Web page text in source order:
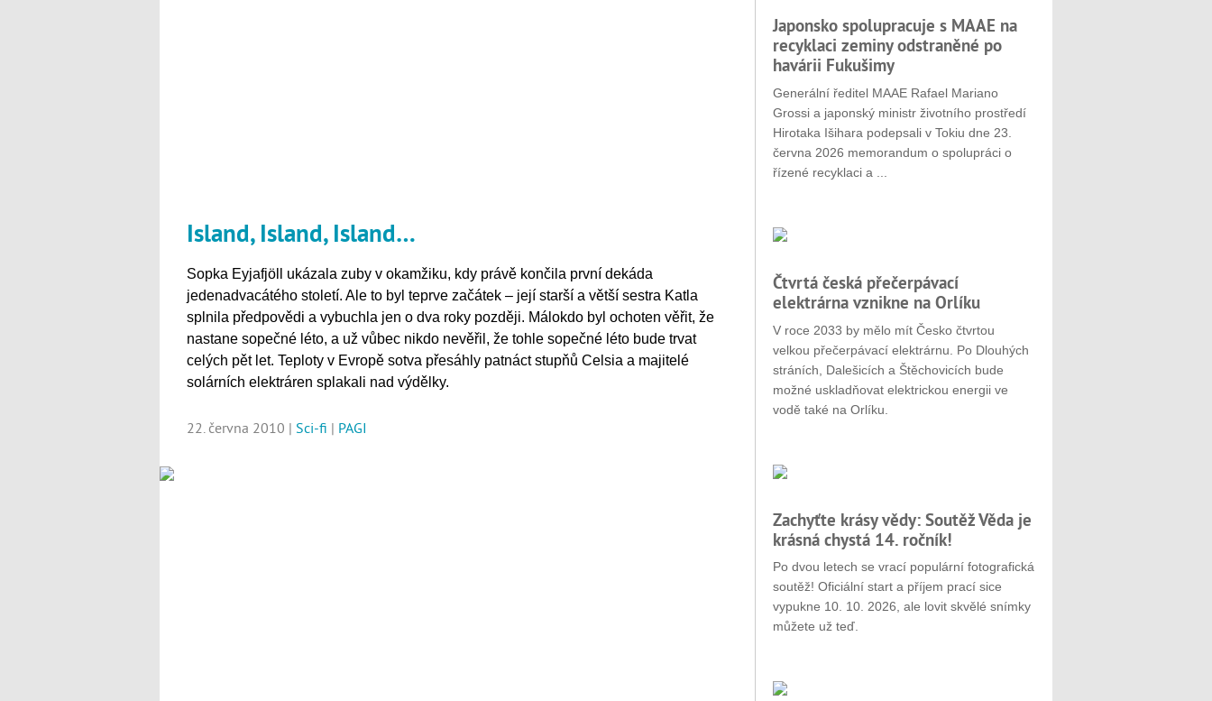
Island, Island, Island…
Sopka Eyjafjöll ukázala zuby v okamžiku, kdy právě končila první dekáda
jedenadvacátého století. Ale to byl teprve začátek – její starší a větší sestra Katla
splnila předpovědi a vybuchla jen o dva roky později. Málokdo byl ochoten věřit, že
nastane sopečné léto, a už vůbec nikdo nevěřil, že tohle sopečné léto bude trvat
celých pět let. Teploty v Evropě sotva přesáhly patnáct stupňů Celsia a majitelé
solárních elektráren splakali nad výdělky.
22. června 2010 | Sci-fi | PAGI
Japonsko spolupracuje s MAAE na
recyklaci zeminy odstraněné po
havárii Fukušimy
Generální ředitel MAAE Rafael Mariano
Grossi a japonský ministr životního prostředí
Hirotaka Išihara podepsali v Tokiu dne 23.
června 2026 memorandum o spolupráci o
řízené recyklaci a ...
Čtvrtá česká přečerpávací
elektrárna vznikne na Orlíku
V roce 2033 by mělo mít Česko čtvrtou
velkou přečerpávací elektrárnu. Po Dlouhých
stráních, Dalešicích a Štěchovicích bude
možné uskladňovat elektrickou energii ve
vodě také na Orlíku.
Zachyťte krásy vědy: Soutěž Věda je
krásná chystá 14. ročník!
Po dvou letech se vrací populární fotografická
soutěž! Oficiální start a příjem prací sice
vypukne 10. 10. 2026, ale lovit skvělé snímky
můžete už teď.